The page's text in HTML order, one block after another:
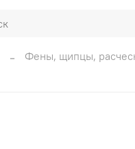
Фены, щипцы,